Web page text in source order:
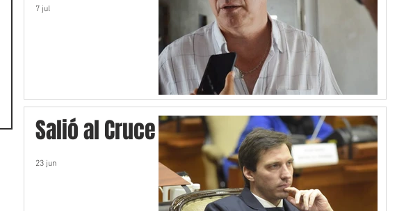
7 jul
Salió al Cruce
23 jun